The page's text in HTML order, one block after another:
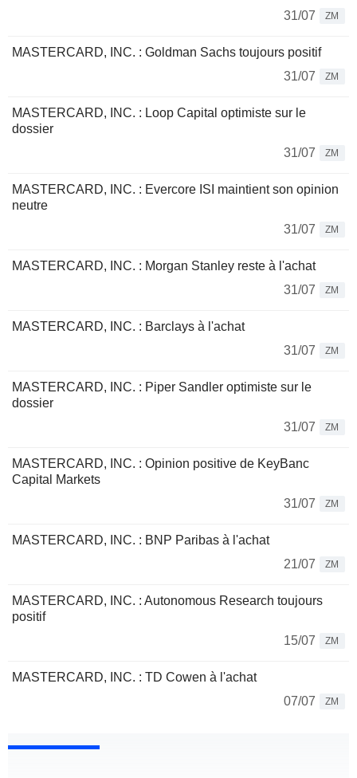
31/07
ZM
MASTERCARD, INC. : Goldman Sachs toujours positif
31/07
ZM
MASTERCARD, INC. : Loop Capital optimiste sur le
dossier
31/07
ZM
MASTERCARD, INC. : Evercore ISI maintient son opinion
neutre
31/07
ZM
MASTERCARD, INC. : Morgan Stanley reste à l'achat
31/07
ZM
MASTERCARD, INC. : Barclays à l'achat
31/07
ZM
MASTERCARD, INC. : Piper Sandler optimiste sur le
dossier
31/07
ZM
MASTERCARD, INC. : Opinion positive de KeyBanc
Capital Markets
31/07
ZM
MASTERCARD, INC. : BNP Paribas à l'achat
21/07
ZM
MASTERCARD, INC. : Autonomous Research toujours
positif
15/07
ZM
MASTERCARD, INC. : TD Cowen à l'achat
07/07
ZM